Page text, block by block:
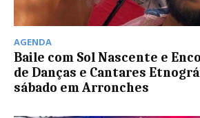
AGENDA
Baile com Sol Nascente e
de Danças e Cantares
sábado em Arronches